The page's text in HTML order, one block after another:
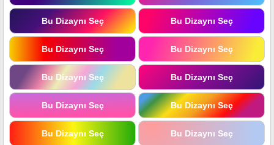
Bu Dizaynı Seç Bu Dizaynı Seç
Bu Dizaynı Seç Bu Dizaynı Seç
Bu Dizaynı Seç Bu Dizaynı Seç
Bu Dizaynı Seç Bu Dizaynı Seç
Bu Dizaynı Seç Bu Dizaynı Seç